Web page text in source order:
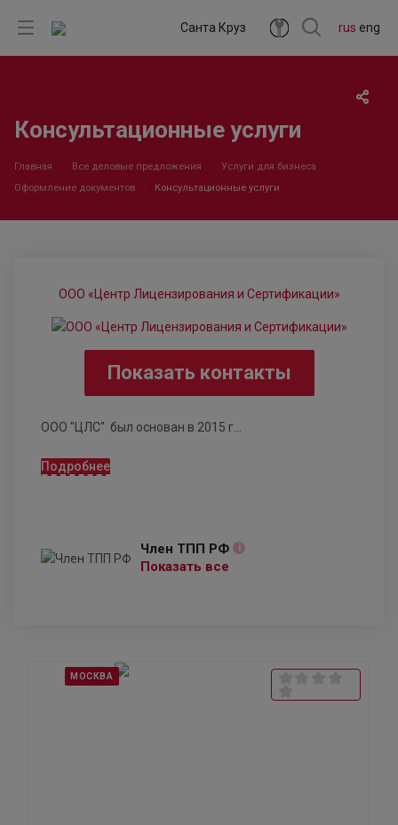
rus eng
Санта Круз
Консультационные услуги
Главная Все деловые предложения
Услуги для бизнеса
Оформление документов
Консультационные услуги
ООО «Центр Лицензирования и Сертификации»
Показать контакты
ООО "ЦЛС" был основан в 2015 г...
Подробнее
Член ТПП РФ i
Показать все
МОСКВА